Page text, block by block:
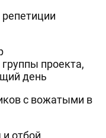
проекта,
день
с вожатыми в
отбой